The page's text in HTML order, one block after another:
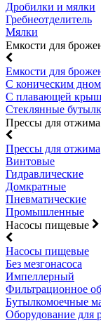
Дробилки и мялки
Гребнеотделитель
Мялки
Емкости для
Емкости для
С коническим дном
С плавающей
Стеклянные
Прессы для отжима
Прессы для отжима
Винтовые
Гидравлические
Домкратные
Пневматические
Промышленные
Насосы пищевые
Насосы пищевые
Без мезгонасоса
Импеллерный
Фильтрационное
Бутылкомоечные
Оборудование для